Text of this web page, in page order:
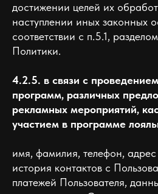
достижении целей их
наступлении иных законных
соответствии с п.5.1,
Политики.
4.2.5. в связи с
программ, различных
рекламных мероприятий,
участием в программе
имя, фамилия, телефон,
история контактов с
платежей Пользователя,